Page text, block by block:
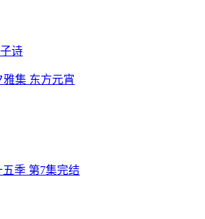
诗
东方元宵
第7集完结